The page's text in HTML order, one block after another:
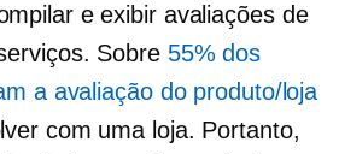
e exibir avaliações de
Sobre 55% dos
a avaliação do produto/loja
com uma loja. Portanto,